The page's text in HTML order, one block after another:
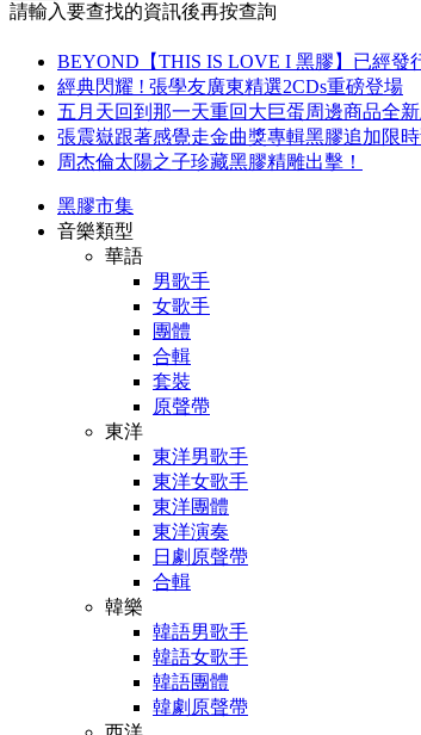
請輸入要查找的資訊後再按查詢
BEYOND【THIS IS LOVE I 黑膠】已經發
經典閃耀 ! 張學友廣東精選2CDs重磅登場
五月天回到那一天重回大巨蛋周邊商品全
張震嶽跟著感覺走金曲獎專輯黑膠追加限
周杰倫太陽之子珍藏黑膠精雕出擊！
黑膠市集
音樂類型
華語
男歌手
女歌手
團體
合輯
套裝
原聲帶
東洋
東洋男歌手
東洋女歌手
東洋團體
東洋演奏
日劇原聲帶
合輯
韓樂
韓語男歌手
韓語女歌手
韓語團體
韓劇原聲帶